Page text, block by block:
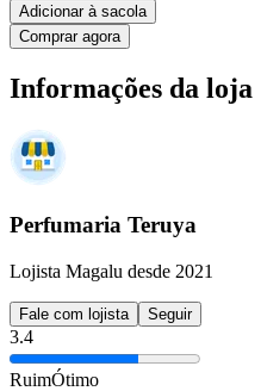
Adicionar à sacola
Comprar agora
Informações da loja
Perfumaria Teruya
Lojista Magalu desde 2021
Fale com lojista Seguir
3.4
RuimÓtimo